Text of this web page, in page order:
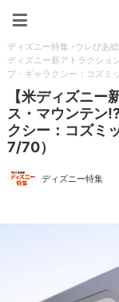
ディズニー特集 -ウレぴあ
ディズニー新アトラクショ
ブ・ギャラクシー：コズミ
【米ディズニー
ス・マウンテン
クシー：コズミ
7/70）
ディズニー特集